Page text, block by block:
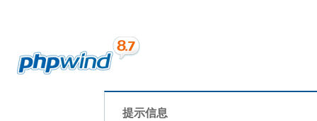
提示信息